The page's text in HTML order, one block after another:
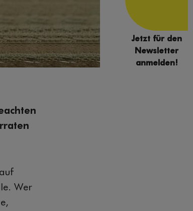
Wer
Jetzt für den
Newsletter
anmelden!